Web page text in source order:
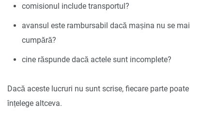
comisionul include transportul?
avansul este rambursabil dacă mașina nu se mai
cumpără?
cine răspunde dacă actele sunt incomplete?
Dacă aceste lucruri nu sunt scrise, fiecare parte poate
înțelege altceva.